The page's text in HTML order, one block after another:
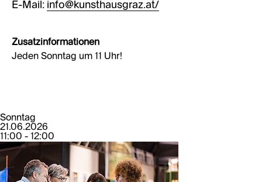
E-Mail: info@kunsthausgraz.at/
Zusatzinformationen
Jeden Sonntag um 11 Uhr!
Sonntag
21.06.2026
11:00 - 12:00